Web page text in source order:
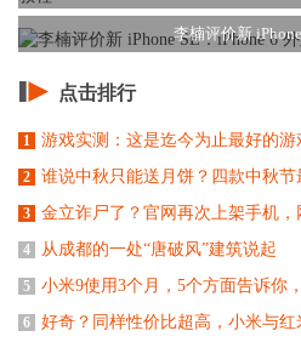
李楠评价新
点击排行
1 游戏实测：这是迄今为止最好的游
2 谁说中秋只能送月饼？四款中秋节
3 金立诈尸了？官网再次上架手机，
4 从成都的一处“唐破风”建筑说起
5 小米9使用3个月，5个方面告诉你
6 好奇？同样性价比超高，小米与红